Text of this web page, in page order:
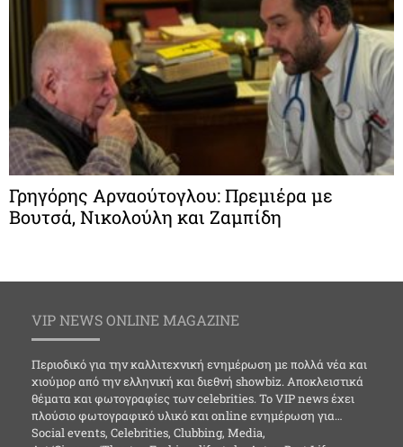
Γρηγόρης Αρναούτογλου: Πρεμιέρα με
Βουτσά, Νικολούλη και Ζαμπίδη
VIP NEWS ONLINE MAGAZINE
Περιοδικό για την καλλιτεχνική ενημέρωση με πολλά νέα και
χιούμορ από την ελληνική και διεθνή showbiz. Αποκλειστικά
θέματα και φωτογραφίες των celebrities. Το VIP news έχει
πλούσιο φωτογραφικό υλικό και online ενημέρωση για…
Social events, Celebrities, Clubbing, Media,